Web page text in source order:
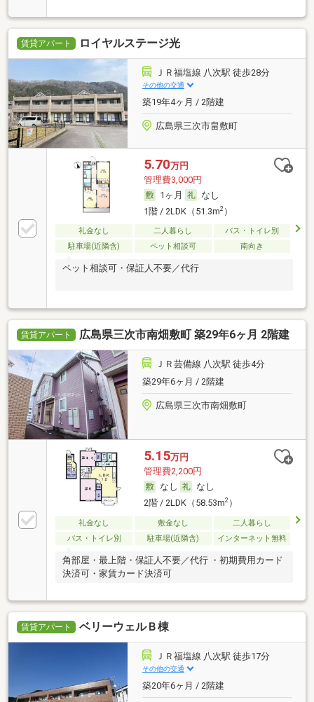
賃貸アパート ロイヤルステージ光
ＪＲ福塩線 八次駅 徒歩28分
その他の交通
築19年4ヶ月 / 2階建
広島県三次市畠敷町
5.70万円
管理費3,000円
1ヶ月
なし
1階 / 2LDK（51.3m2）
礼金なし 二人暮らし
バス・トイレ別
駐車場(近隣含)
ペット相談可 南向き
ペット相談可・保証人不要／代行
賃貸アパート 広島県三次市南畑敷町 築29年6ヶ月 2階建
ＪＲ芸備線 八次駅 徒歩4分
築29年6ヶ月 / 2階建
広島県三次市南畑敷町
5.15万円
管理費2,200円
なし
なし
2階 / 2LDK（58.53m2）
礼金なし 敷金なし
二人暮らし
バス・トイレ別
駐車場(近隣含) インターネット無料
角部屋・最上階・保証人不要／代行 ・初期費用カード
決済可・家賃カード決済可
賃貸アパート ベリーウェルＢ棟
ＪＲ福塩線 八次駅 徒歩17分
その他の交通
築20年6ヶ月 / 2階建